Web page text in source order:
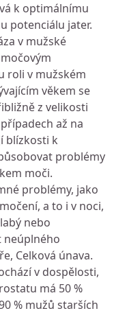
k optimálnímu
potenciálu jater.
v mužské
roli v mužském
věkem se
z velikosti
až na
blízkosti k
problémy
moči.
problémy, jako
a to i v noci,
nebo
neúplného
Celková únava.
v dospělosti,
má 50 %
% mužů starších